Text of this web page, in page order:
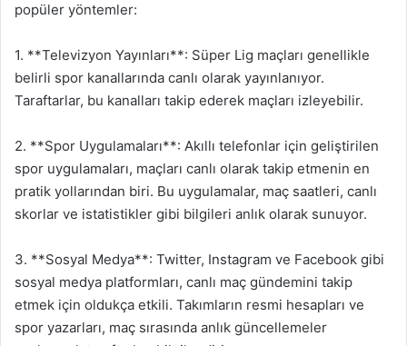
popüler yöntemler:
1. **Televizyon Yayınları**: Süper Lig maçları genellikle
belirli spor kanallarında canlı olarak yayınlanıyor.
Taraftarlar, bu kanalları takip ederek maçları izleyebilir.
2. **Spor Uygulamaları**: Akıllı telefonlar için geliştirilen
spor uygulamaları, maçları canlı olarak takip etmenin en
pratik yollarından biri. Bu uygulamalar, maç saatleri, canlı
skorlar ve istatistikler gibi bilgileri anlık olarak sunuyor.
3. **Sosyal Medya**: Twitter, Instagram ve Facebook gibi
sosyal medya platformları, canlı maç gündemini takip
etmek için oldukça etkili. Takımların resmi hesapları ve
spor yazarları, maç sırasında anlık güncellemeler